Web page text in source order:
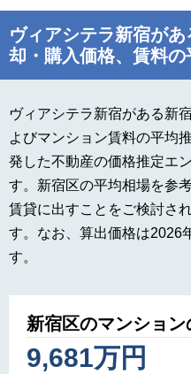
ヴィアシテラ新宿が
却・購入価格、賃料
ヴィアシテラ新宿がある新
よびマンション賃料の平均
発した不動産の価格推定エ
す。新宿区の平均相場を参
賃貸に出すことをご検討さ
す。なお、算出価格は2026
す。
新宿区のマンショ
9,681万円